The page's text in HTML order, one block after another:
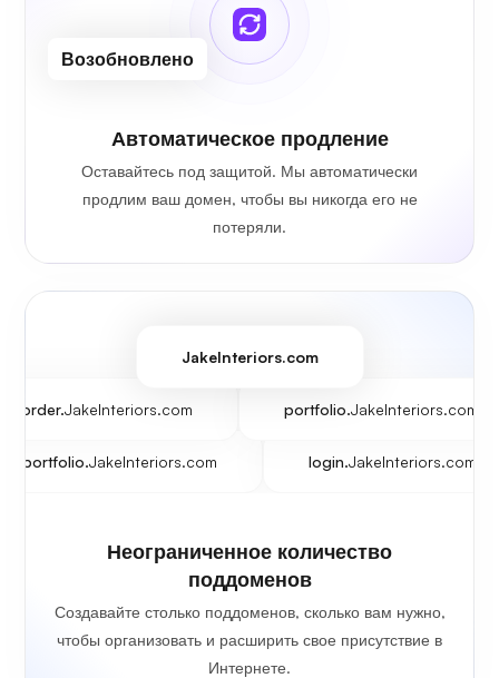
Возобновлено
Автоматическое продление
Оставайтесь под защитой. Мы автоматически
продлим ваш домен, чтобы вы никогда его не
потеряли.
JakeInteriors.com
order.JakeInteriors.com portfolio.JakeInteriors.com
portfolio.JakeInteriors.com login.JakeInteriors.com
Неограниченное количество
поддоменов
Создавайте столько поддоменов, сколько вам нужно,
чтобы организовать и расширить свое присутствие в
Интернете.